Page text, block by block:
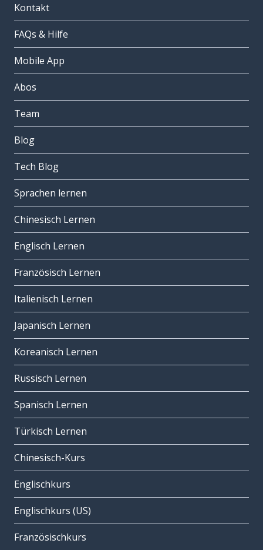
Kontakt
FAQs & Hilfe
Mobile App
Abos
Team
Blog
Tech Blog
Sprachen lernen
Chinesisch Lernen
Englisch Lernen
Französisch Lernen
Italienisch Lernen
Japanisch Lernen
Koreanisch Lernen
Russisch Lernen
Spanisch Lernen
Türkisch Lernen
Chinesisch-Kurs
Englischkurs
Englischkurs (US)
Französischkurs